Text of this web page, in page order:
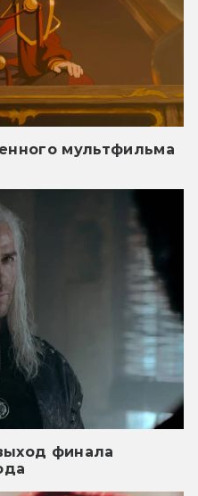
мультфильма
финала